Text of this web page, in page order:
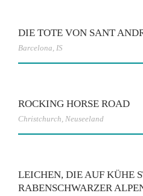
DIE TOTE VON SANT
Barcelona, IS
ROCKING HORSE ROAD
Christchurch, Neuseeland
LEICHEN, DIE AUF KÜHE
RABENSCHWARZER